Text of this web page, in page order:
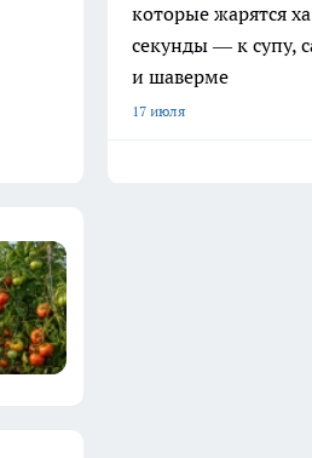
которые жарятся
секунды — к супу,
и шаверме
17 июля